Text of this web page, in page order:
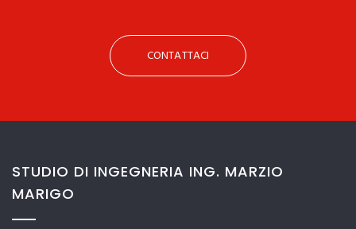
CONTATTACI
STUDIO DI INGEGNERIA ING. MARZIO
MARIGO